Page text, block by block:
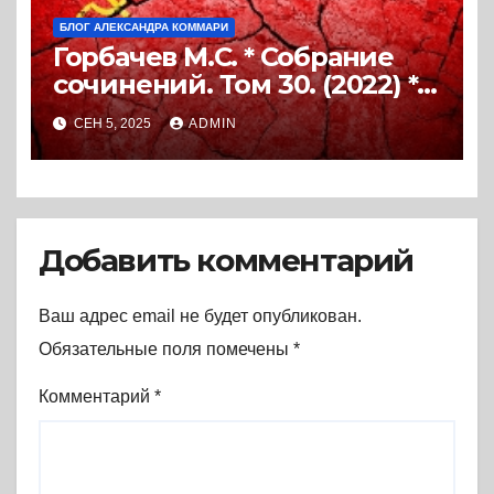
БЛОГ АЛЕКСАНДРА КОММАРИ
Горбачев М.С. * Собрание
сочинений. Том 30. (2022) *
Книга
СЕН 5, 2025 ADMIN
Добавить комментарий
Ваш адрес email не будет опубликован.
Обязательные поля помечены *
Комментарий *